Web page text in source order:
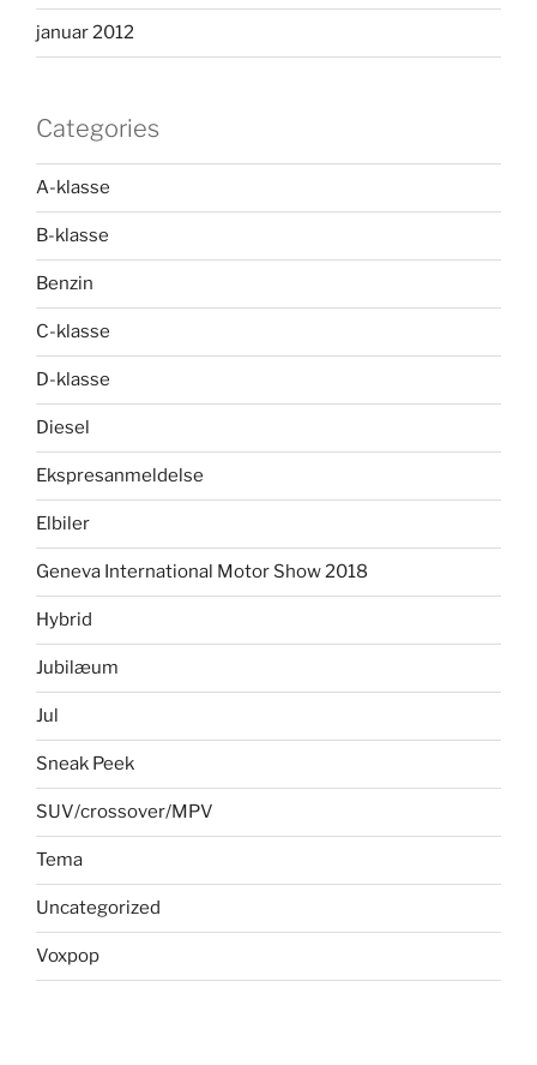
januar 2012
Categories
A-klasse
B-klasse
Benzin
C-klasse
D-klasse
Diesel
Ekspresanmeldelse
Elbiler
Geneva International Motor Show 2018
Hybrid
Jubilæum
Jul
Sneak Peek
SUV/crossover/MPV
Tema
Uncategorized
Voxpop